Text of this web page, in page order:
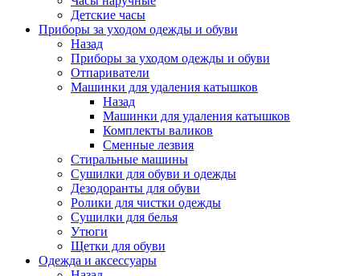
Детские часы
Приборы за уходом одежды и обуви
Назад
Приборы за уходом одежды и обуви
Отпариватели
Машинки для удаления катышков
Назад
Машинки для удаления катышков
Комплекты валиков
Сменные лезвия
Стиральные машины
Сушилки для обуви и одежды
Дезодоранты для обуви
Ролики для чистки одежды
Сушилки для белья
Утюги
Щетки для обуви
Одежда и аксессуары